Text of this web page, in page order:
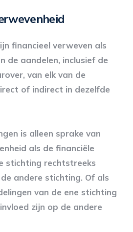
financieel verweven als
de aandelen, inclusief de
van elk van de
of indirect in dezelfde
is alleen sprake van
als de financiële
stichting rechtstreeks
andere stichting. Of als
van de ene stichting
zijn op de andere